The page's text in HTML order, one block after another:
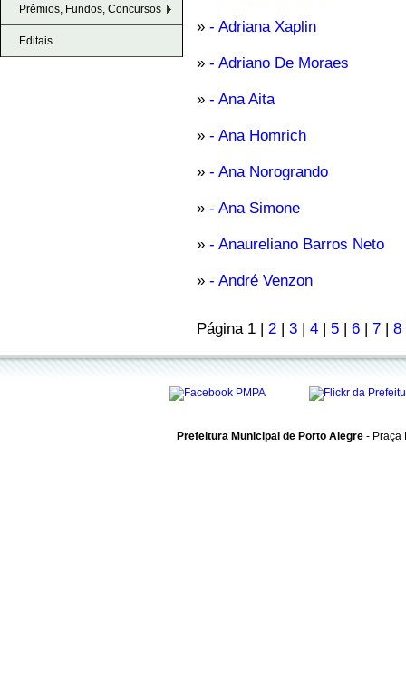
Prêmios, Fundos, Concursos
Editais
» - Adriana Xaplin
» - Adriano De Moraes
» - Ana Aita
» - Ana Homrich
» - Ana Norogrando
» - Ana Simone
» - Anaureliano Barros Neto
» - André Venzon
Página 1 | 2 | 3 | 4 | 5 | 6 | 7 | 8
Prefeitura Municipal de Porto Alegre - Praça